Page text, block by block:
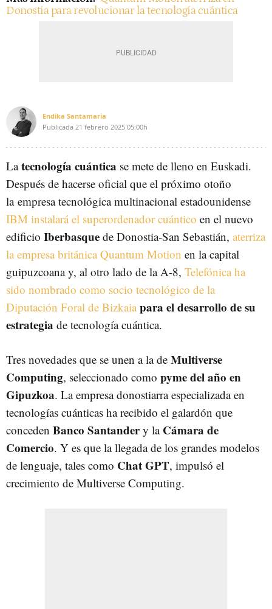
Donostia para revolucionar la tecnología cuántica
Endika Santamaria
Publicada 21 febrero 2025 05:00h
Latecnología cuántica se mete de lleno en Euskadi.
Después de hacerse oficial que el próximo otoño
la empresa tecnológica multinacional estadounidense
IBM instalará el superordenador cuántico en el nuevo
edificio Iberbasque de Donostia-San Sebastián, aterriza
la empresa británica Quantum Motion en la capital
guipuzcoana y, al otro lado de la A-8, Telefónica ha
sido nombrado como socio tecnológico de la
Diputación Foral de Bizkaia para el desarrollo de su
estrategia de tecnología cuántica.
Tres novedades que se unen a la de Multiverse
Computing, seleccionado como pyme del año en
Gipuzkoa. La empresa donostiarra especializada en
tecnologías cuánticas ha recibido el galardón que
conceden Banco Santandery la Cámara de
Comercio. Y es que la llegada de los grandes modelos
de lenguaje, tales como Chat GPT, impulsó el
crecimiento de Multiverse Computing.